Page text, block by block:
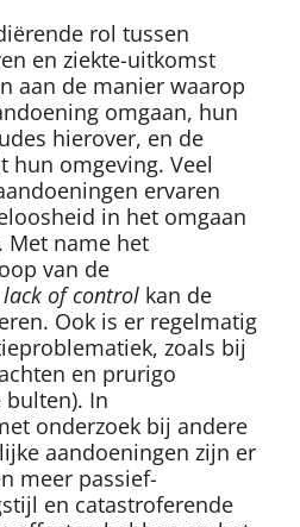
rol tussen
en ziekte-uitkomst
aan de manier waarop
omgaan, hun
hierover, en de
hun omgeving. Veel
ervaren
in het omgaan
Met name het
van de
lack of control kan de
Ook is er regelmatig
zoals bij
en prurigo
In
onderzoek bij andere
aandoeningen zijn er
meer passief-
en catastroferende